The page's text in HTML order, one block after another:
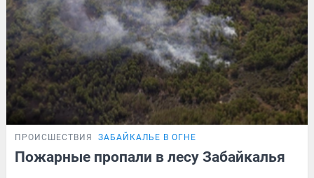
ПРОИСШЕСТВИЯ ЗАБАЙКАЛЬЕ В ОГНЕ
Пожарные пропали в лесу Забайкалья